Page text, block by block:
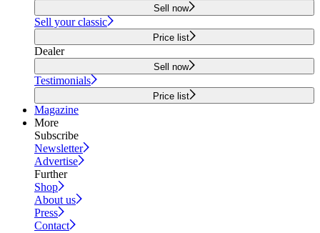
Sell now
Sell your classic
Price list
Dealer
Sell now
Testimonials
Price list
Magazine
More
Subscribe
Newsletter
Advertise
Further
Shop
About us
Press
Contact